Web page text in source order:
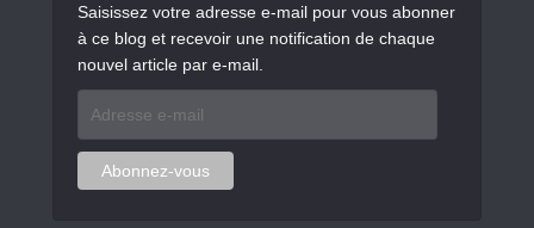
Saisissez votre adresse e-mail pour vous abonner
à ce blog et recevoir une notification de chaque
nouvel article par e-mail.
mail
Abonnez-vous